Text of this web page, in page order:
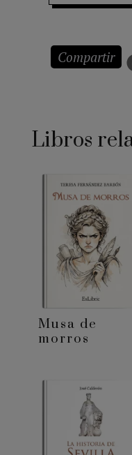
Compartir
Libros
Musa de
morros